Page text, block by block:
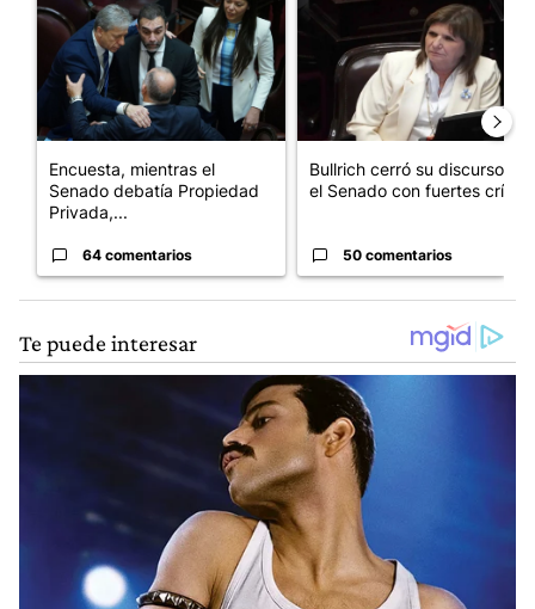
Encuesta, mientras el
Senado debatía Propiedad
Privada,...
64 comentarios
Bullrich cerró su discurso en
el Senado con fuertes crí...
50 comentarios